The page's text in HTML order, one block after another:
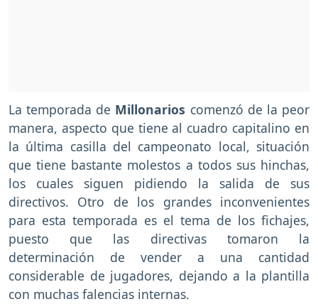
La temporada de Millonarios comenzó de la peor
manera, aspecto que tiene al cuadro capitalino en
la última casilla del campeonato local, situación
que tiene bastante molestos a todos sus hinchas,
los cuales siguen pidiendo la salida de sus
directivos. Otro de los grandes inconvenientes
para esta temporada es el tema de los fichajes,
puesto que las directivas tomaron la
determinación de vender a una cantidad
considerable de jugadores, dejando a la plantilla
con muchas falencias internas.